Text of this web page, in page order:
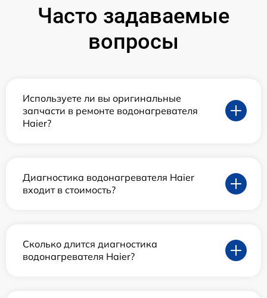
Часто задаваемые
вопросы
Используете ли вы оригинальные
запчасти в ремонте водонагревателя
Haier?
Диагностика водонагревателя Haier
входит в стоимость?
Сколько длится диагностика
водонагревателя Haier?